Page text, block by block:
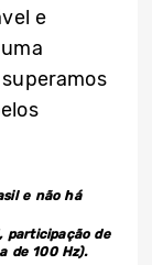
e
e não há
participação de
de 100 Hz).